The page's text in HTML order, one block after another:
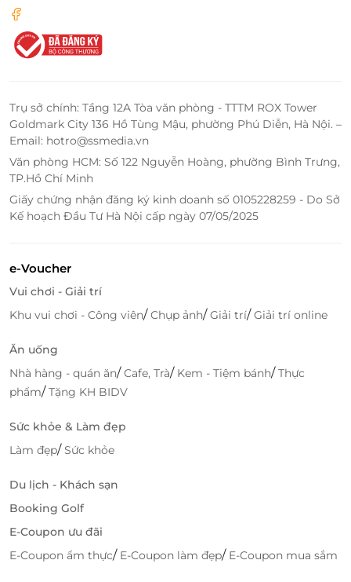
Tiện ích đỉnh cao – Dành riêng cho bạn
Oceanview, bạn còn được tận hưởng hàng loạt tiện
ích cao cấp:
Bữa sáng chuẩn quốc tếvới thực đơn phong
phú
bạn có thể đắm mình trong làn nước mát giữa
không gian khoáng đạt
cảm hứng sống khỏe
Phòng sauna thư giãn
sau một ngày dài tận hưởng.
Trụ sở chính: Tầng 12A Tòa văn phòng - TTTM ROX Tower
Goldmark City 136 Hồ Tùng Mậu, phường Phú Diễn, Hà Nội. –
Email: hotro@ssmedia.vn
Văn phòng HCM: Số 122 Nguyễn Hoàng, phường Bình Trưng,
TP.Hồ Chí Minh
Giấy chứng nhận đăng ký kinh doanh số 0105228259 - Do Sở
Kế hoạch Đầu Tư Hà Nội cấp ngày 07/05/2025
e-Voucher
Vui chơi - Giải trí
Khu vui chơi - Công viên/Chụp ảnh/Giải trí/Giải trí online
Ăn uống
Nhà hàng - quán ăn/Cafe, Trà/ Kem - Tiệm bánh/Thực
phẩm/Tặng KH BIDV
Sức khỏe & Làm đẹp
Làm đẹp/Sức khỏe
Du lịch - Khách sạn
Booking Golf
E-Coupon ưu đãi
E-Coupon ẩm thực/ E-Coupon làm đẹp/ E-Coupon mua sắm